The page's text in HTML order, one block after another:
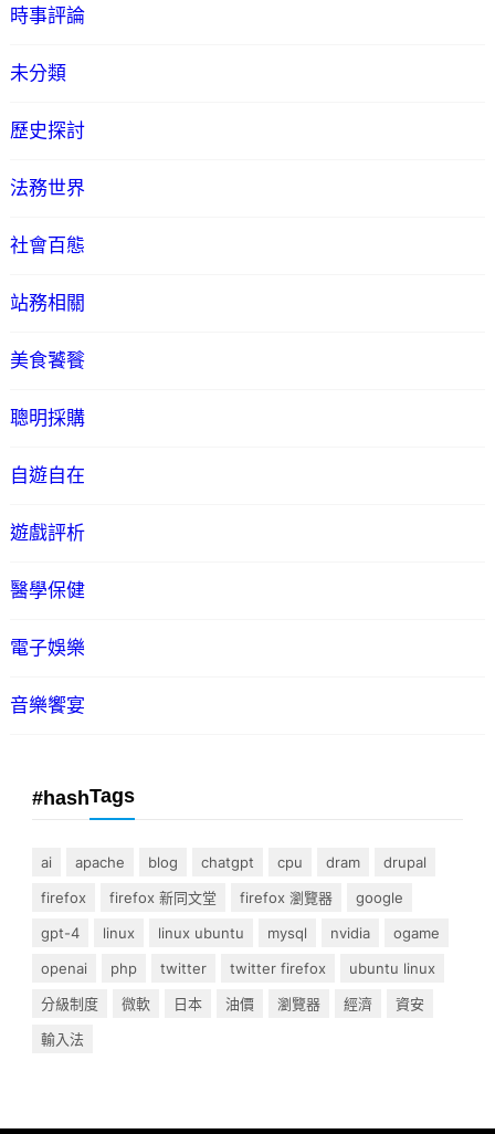
時事評論
未分類
歷史探討
法務世界
社會百態
站務相關
美食饕餮
聰明採購
自遊自在
遊戲評析
醫學保健
電子娛樂
音樂饗宴
#hashTags
ai apache blog chatgpt cpu dram
drupal
firefox
firefox 新同文堂 firefox 瀏覽器
google
gpt-4
linux linux ubuntu mysql nvidia
ogame
openai
php twitter twitter firefox
ubuntu linux
分級制度
微軟 日本 油價 瀏覽器 經濟
資安
輸入法